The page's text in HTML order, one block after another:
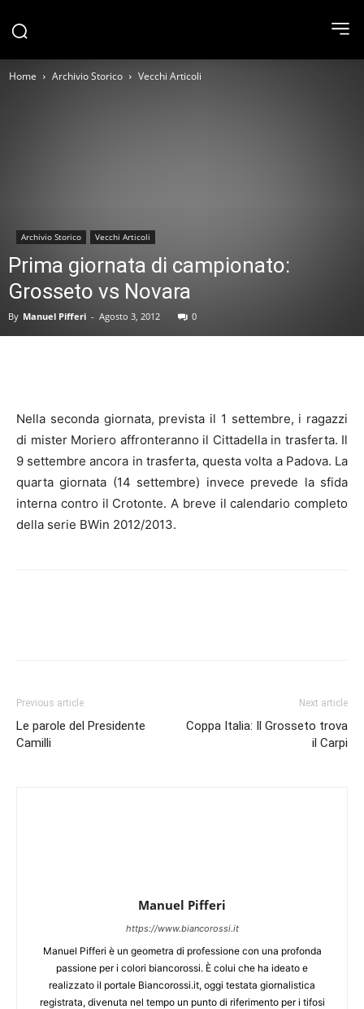
Home Archivio Storico Vecchi Articoli
Archivio Storico Vecchi Articoli
Prima giornata di campionato:
Grosseto vs Novara
By Manuel Pifferi - Agosto 3, 2012 0
Nella seconda giornata, prevista il 1 settembre, i ragazzi
di mister Moriero affronteranno il Cittadella in trasferta. Il
9 settembre ancora in trasferta, questa volta a Padova. La
quarta giornata (14 settembre) invece prevede la sfida
interna contro il Crotonte. A breve il calendario completo
della serie BWin 2012/2013.
Previous article
Le parole del Presidente
Camilli
Next article
Coppa Italia: Il Grosseto trova
il Carpi
Manuel Pifferi
https://www.biancorossi.it
Manuel Pifferi è un geometra di professione con una profonda
passione per i colori biancorossi. È colui che ha ideato e
realizzato il portale Biancorossi.it, oggi testata giornalistica
registrata, divenuta nel tempo un punto di riferimento per i tifosi